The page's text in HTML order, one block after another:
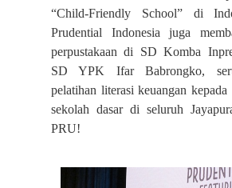
“Child-Friendly School” di
Prudential Indonesia juga
perpustakaan di SD Komba
SD YPK Ifar Babrongko,
pelatihan literasi keuangan
sekolah dasar di seluruh
PRU!